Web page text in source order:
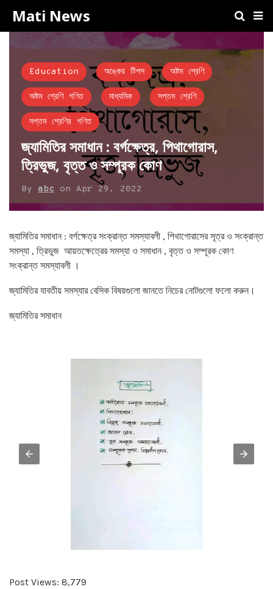
Mati News
Education অঙ্কের টিপস অষ্টম শ্রেণি
অষ্টম শ্রেণি গণিত মাধ্যমিক সপ্তম শ্রেণি
সপ্তম শ্রেণির গণিত
জ্যামিতির সমাধান : বর্গক্ষেত্র, পিথাগোরাস,
ত্রিভুজ, বৃত্ত ও সম্পূরক কোণ
By abc on Apr 29, 2022
জ্যামিতির সমাধান : বর্গক্ষেত্র সংক্রান্ত সমস্যাবলী , পিথাগোরাসের সূত্র ও সংক্রান্ত
সমস্যা , ত্রিভুজ আয়তক্ষেত্রের সমস্যা ও সমাধান , বৃত্ত ও সম্পূরক কোণ
সংক্রান্ত সমস্যাবলী ।
জ্যামিতির যাবতীয় সমস্যার বেসিক বিষয়গুলো জানতে নিচের নোটগুলো ফলো করুন।
জ্যামিতির সমাধান
Post Views: 8,779